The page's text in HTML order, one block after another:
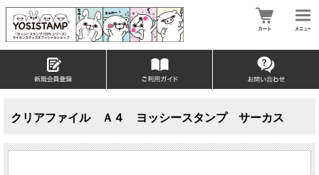
クリアファイル Ａ４ ヨッシースタンプ サーカス